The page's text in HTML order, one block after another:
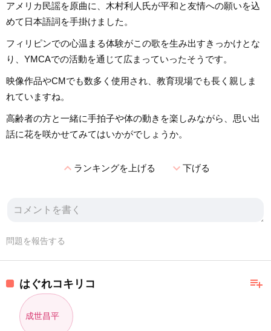
アメリカ民謡を原曲に、木村利人氏が平和と友情への願いを込
めて日本語詞を手掛けました。
フィリピンでの心温まる体験がこの歌を生み出すきっかけとな
り、YMCAでの活動を通じて広まっていったそうです。
映像作品やCMでも数多く使用され、教育現場でも長く親しま
れていますね。
高齢者の方と一緒に手拍子や体の動きを楽しみながら、思い出
話に花を咲かせてみてはいかがでしょうか。
expand_lessランキングを上げる expand_more下げる
問題を報告する
playlist_add
はぐれコキリコ
成世昌平